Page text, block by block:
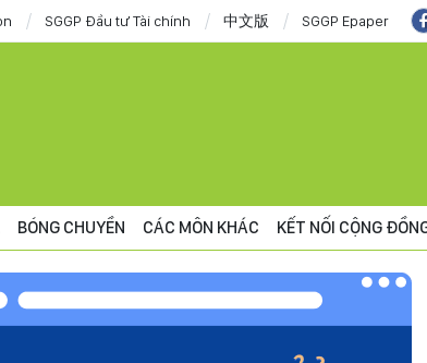
SGGP Đầu tư Tài chính 中文版 SGGP Epaper
BÓNG CHUYỀN CÁC MÔN KHÁC KẾT NỐI CỘNG